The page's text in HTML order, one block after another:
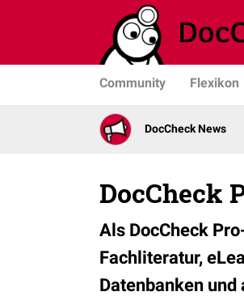
Community Flexikon
DocCheck News
DocCheck
Als DocCheck
Fachliteratur,
Datenbanken